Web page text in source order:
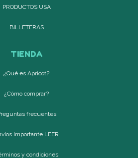
PRODUCTOS USA
BILLETERAS
TIENDA
¿Qué es Apricot?
¿Cómo comprar?
frecuentes
Importante LEER
y condiciones